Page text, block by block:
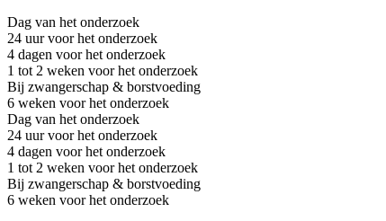
Dag van het onderzoek
24 uur voor het onderzoek
4 dagen voor het onderzoek
1 tot 2 weken voor het onderzoek
Bij zwangerschap & borstvoeding
6 weken voor het onderzoek
Dag van het onderzoek
24 uur voor het onderzoek
4 dagen voor het onderzoek
1 tot 2 weken voor het onderzoek
Bij zwangerschap & borstvoeding
6 weken voor het onderzoek